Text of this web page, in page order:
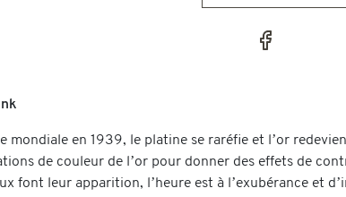
mondiale en 1939, le platine se raréfie et l’or
de couleur de l’or pour donner des effets de
font leur apparition, l’heure est à l’exubérance et